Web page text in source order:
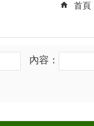
首頁
內容：